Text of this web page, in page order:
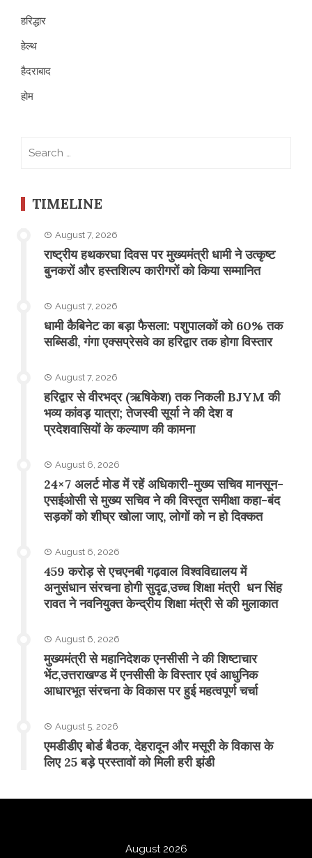
हरिद्धार
हेल्थ
हैदराबाद
होम
TIMELINE
August 7, 2026
राष्ट्रीय हथकरघा दिवस पर मुख्यमंत्री धामी ने उत्कृष्ट
बुनकरों और हस्तशिल्प कारीगरों को किया सम्मानित
August 7, 2026
​धामी कैबिनेट का बड़ा फैसला: पशुपालकों को 60% तक
सब्सिडी, गंगा एक्सप्रेसवे का हरिद्वार तक होगा विस्तार
August 7, 2026
​हरिद्वार से वीरभद्र (ऋषिकेश) तक निकली BJYM की
भव्य कांवड़ यात्रा; तेजस्वी सूर्या ने की देश व
प्रदेशवासियों के कल्याण की कामना
August 6, 2026
24×7 अलर्ट मोड में रहें अधिकारी-मुख्य सचिव मानसून-
एसईओसी से मुख्य सचिव ने की विस्तृत समीक्षा कहा-बंद
सड़कों को शीघ्र खोला जाए, लोगों को न हो दिक्कत
August 6, 2026
459 करोड़ से एचएनबी गढ़वाल विश्वविद्यालय में
अनुसंधान संरचना होगी सुदृढ,उच्च शिक्षा मंत्री धन सिंह
रावत ने नवनियुक्त केन्द्रीय शिक्षा मंत्री से की मुलाकात
August 6, 2026
मुख्यमंत्री से महानिदेशक एनसीसी ने की शिष्टाचार
भेंट,उत्तराखण्ड में एनसीसी के विस्तार एवं आधुनिक
आधारभूत संरचना के विकास पर हुई महत्वपूर्ण चर्चा
August 5, 2026
एमडीडीए बोर्ड बैठक, देहरादून और मसूरी के विकास के
लिए 25 बड़े प्रस्तावों को मिली हरी झंडी
August 2026